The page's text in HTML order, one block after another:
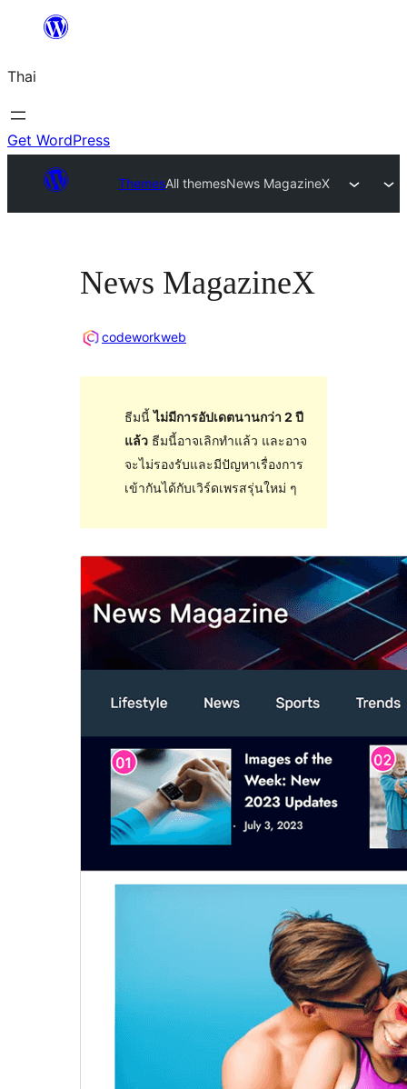
ยัง
เนื้อหา
Thai
Get WordPress
ThemesAll themesNews MagazineX
News MagazineX
codeworkweb
ธีมนี้ไม่มีการอัปเดตนานกว่า 2 ปี
แล้วธีมนี้อาจเลิกทำแล้ว และอาจ
จะไม่รองรับและมีปัญหาเรื่องการ
เข้ากันได้กับเวิร์ดเพรสรุ่นใหม่ ๆ